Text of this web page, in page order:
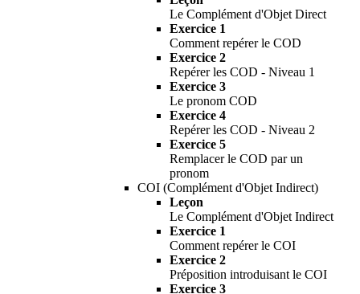
Le Complément d'Objet Direct
Exercice 1
Comment repérer le COD
Exercice 2
Repérer les COD - Niveau 1
Exercice 3
Le pronom COD
Exercice 4
Repérer les COD - Niveau 2
Exercice 5
Remplacer le COD par un
pronom
COI (Complément d'Objet Indirect)
Leçon
Le Complément d'Objet Indirect
Exercice 1
Comment repérer le COI
Exercice 2
Préposition introduisant le COI
Exercice 3